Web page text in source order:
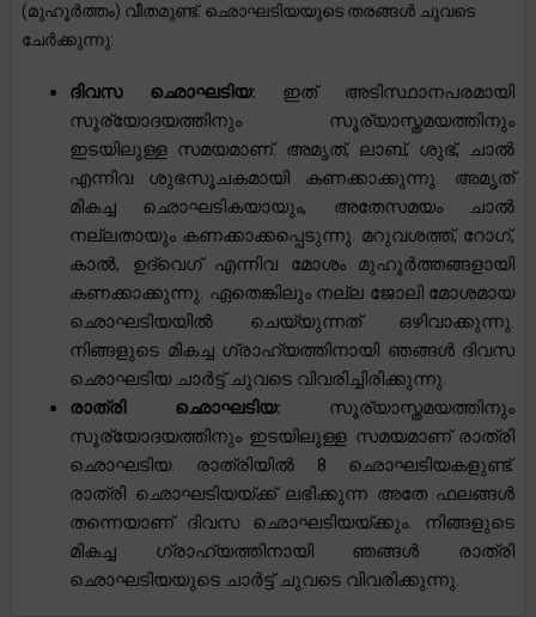
(മുഹൂർത്തം) വീതമുണ്ട്. ഛൊഘടിയയുടെ തരങ്ങൾ ചുവടെ
ചേർക്കുന്നു:
ദിവസ ഛൊഘടിയ: ഇത് അടിസ്ഥാനപരമായി
സൂര്യോദയത്തിനും സൂര്യാസ്തമയത്തിനും
ഇടയിലുള്ള സമയമാണ്. അമൃത്, ലാബ്, ശുഭ്, ചാൽ
എന്നിവ ശുഭസൂചകമായി കണക്കാക്കുന്നു. അമൃത്
മികച്ച ഛൊഘടികയായും, അതേസമയം ചാൽ
നല്ലതായും കണക്കാക്കപ്പെടുന്നു. മറുവശത്ത്, റോഗ്,
കാൽ, ഉദ്‌വെഗ് എന്നിവ മോശം മുഹൂർത്തങ്ങളായി
കണക്കാക്കുന്നു. ഏതെങ്കിലും നല്ല ജോലി മോശമായ
ഛൊഘടിയയിൽ ചെയ്യുന്നത് ഒഴിവാക്കുന്നു.
നിങ്ങളുടെ മികച്ച ഗ്രാഹ്യത്തിനായി ഞങ്ങൾ ദിവസ
ഛൊഘടിയ ചാർട്ട് ചുവടെ വിവരിച്ചിരിക്കുന്നു.
രാത്രി ഛൊഘടിയ: സൂര്യാസ്തമയത്തിനും
സൂര്യോദയത്തിനും ഇടയിലുള്ള സമയമാണ് രാത്രി
ഛൊഘടിയ. രാത്രിയിൽ 8 ഛൊഘടിയകളുണ്ട്.
രാത്രി ഛൊഘടിയയ്ക്ക് ലഭിക്കുന്ന അതേ ഫലങ്ങൾ
തന്നെയാണ് ദിവസ ഛൊഘടിയയ്ക്കും. നിങ്ങളുടെ
മികച്ച ഗ്രാഹ്യത്തിനായി ഞങ്ങൾ രാത്രി
ഛൊഘടിയയുടെ ചാർട്ട് ചുവടെ വിവരിക്കുന്നു.